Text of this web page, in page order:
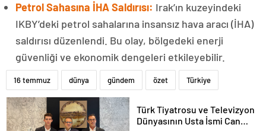
Petrol Sahasına İHA Saldırısı: Irak’ın kuzeyindeki
IKBY’deki petrol sahalarına insansız hava aracı (İHA)
saldırısı düzenlendi. Bu olay, bölgedeki enerji
güvenliği ve ekonomik dengeleri etkileyebilir.
16 temmuz dünya gündem özet Türkiye
Türk Tiyatrosu ve Televizyon
Dünyasının Usta İsmi Can